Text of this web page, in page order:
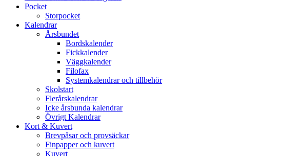
Pocket
Storpocket
Kalendrar
Årsbundet
Bordskalender
Fickkalender
Väggkalender
Filofax
Systemkalendrar och tillbehör
Skolstart
Flerårskalendrar
Icke årsbunda kalendrar
Övrigt Kalendrar
Kort & Kuvert
Brevpåsar och provsäckar
Finpapper och kuvert
Kuvert